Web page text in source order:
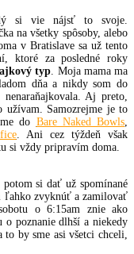
si vie nájsť to svoje.
na všetky spôsoby, alebo
v Bratislave sa už tento
ktoré za posledné roky
typ . Moja mama ma
dňa a nikdy som do
Aj preto,
užívam. Samozrejme je to
do Bare Naked Bowls
. Ani cez týždeň však
si vždy pripravím doma.
si dať už spomínané
ľahko zvyknúť a zamilovať
o 6:15am znie ako
poznanie dlhší a niekedy
a to by sme asi všetci chceli,